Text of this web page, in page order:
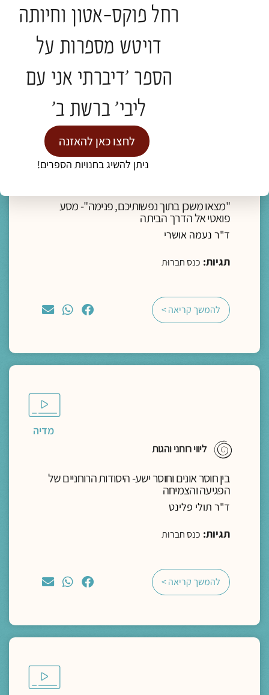
מדיה
"מצאו משכן בתוך נפשותיכם, פנימה"- מסע
פואטי אל הדרך הביתה
ד"ר נעמה אושרי
תגיות: כנס חברוּת
להמשך קריאה >
מדיה
ליווי רוחני והגות
בין חוסר אונים וחוסר ישע- היסודות הרוחניים של
הפגיעה והצמיחה
ד"ר תולי פלינט
תגיות: כנס חברוּת
להמשך קריאה >
רחל פוקס-אטון וחיותה
דויטש מספרות על
הספר 'דיברתי אני עם
ליבי' ברשת ב'
לחצו כאן להאזנה
ניתן להשיג בחנויות הספרים!